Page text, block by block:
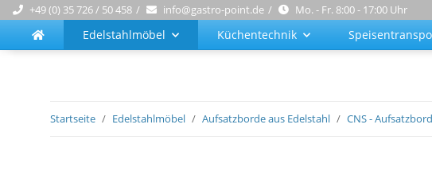
+49 (0) 35 726 / 50 458 info@gastro-point.de Mo. - Fr. 8:00 - 17:00 Uhr
Edelstahlmöbel Küchentechnik
Startseite Edelstahlmöbel Aufsatzborde aus Edelstahl CNS -